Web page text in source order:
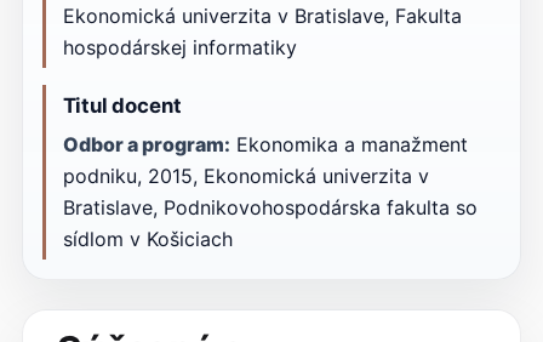
Ekonomická univerzita v Bratislave, Fakulta
hospodárskej informatiky
Titul docent
Odbor a program: Ekonomika a manažment
podniku, 2015, Ekonomická univerzita v
Bratislave, Podnikovohospodárska fakulta so
sídlom v Košiciach